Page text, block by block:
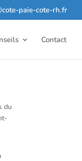
paie-cote-rh.fr
Contact
du